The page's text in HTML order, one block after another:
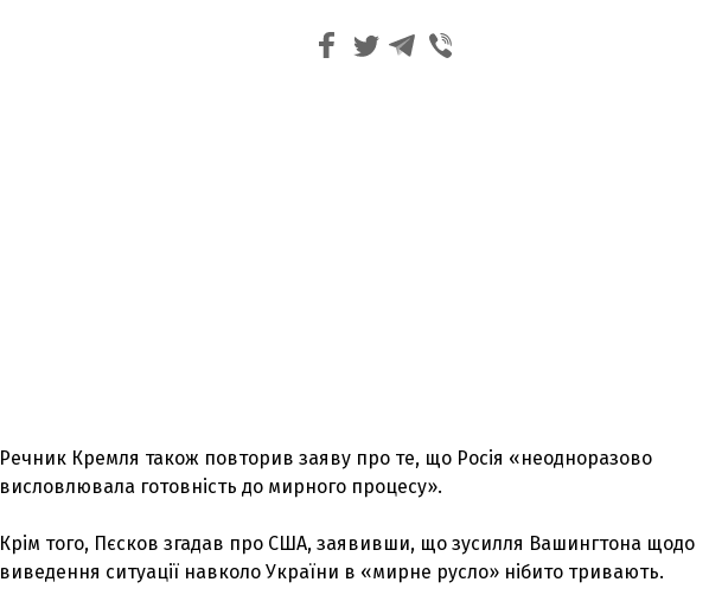
Речник Кремля також повторив заяву про те, що Росія «неодноразово
висловлювала готовність до мирного процесу».
Крім того, Пєсков згадав про США, заявивши, що зусилля Вашингтона щодо
виведення ситуації навколо України в «мирне русло» нібито тривають.